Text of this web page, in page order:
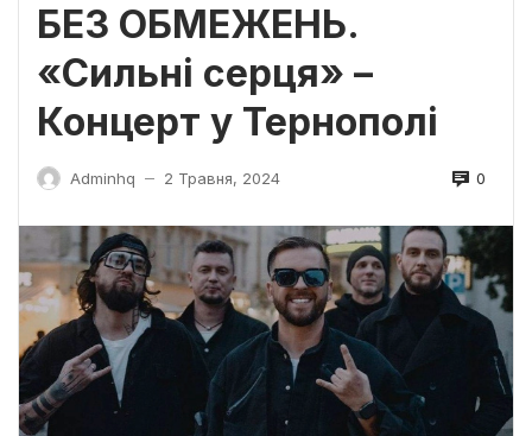
БЕЗ ОБМЕЖЕНЬ.
«Сильні cерця» –
Концерт у Тернополі
Adminhq — 2 Травня, 2024 0